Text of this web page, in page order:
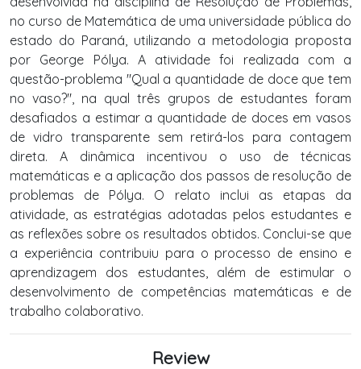
no curso de Matemática de uma universidade pública do
estado do Paraná, utilizando a metodologia proposta
por George Pólya. A atividade foi realizada com a
questão-problema "Qual a quantidade de doce que tem
no vaso?", na qual três grupos de estudantes foram
desafiados a estimar a quantidade de doces em vasos
de vidro transparente sem retirá-los para contagem
direta. A dinâmica incentivou o uso de técnicas
matemáticas e a aplicação dos passos de resolução de
problemas de Pólya. O relato inclui as etapas da
atividade, as estratégias adotadas pelos estudantes e
as reflexões sobre os resultados obtidos. Conclui-se que
a experiência contribuiu para o processo de ensino e
aprendizagem dos estudantes, além de estimular o
desenvolvimento de competências matemáticas e de
trabalho colaborativo.
Review